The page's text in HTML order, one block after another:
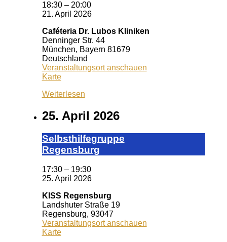
18:30 – 20:00
21. April 2026
Caféteria Dr. Lubos Kliniken
Denninger Str. 44
München, Bayern 81679
Deutschland
Veranstaltungsort anschauen
KarteCaféteria
Lubos
Weiterlesen
25. April 2026
Selbst­hil­fe­grup­pe
Re­gens­burg
17:30 – 19:30
25. April 2026
KISS Regensburg
Landshuter Straße 19
Regensburg, 93047
Veranstaltungsort anschauen
KarteKISS